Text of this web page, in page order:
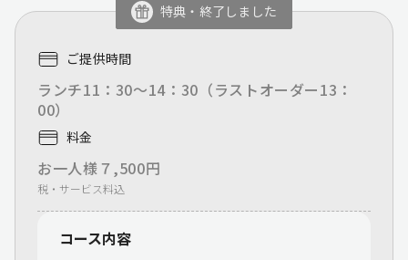
特典・終了しました
ご提供時間
ランチ11：30～14：30（ラストオーダー13：
00）
料金
お一人様７,500円
税・サービス料込
コース内容